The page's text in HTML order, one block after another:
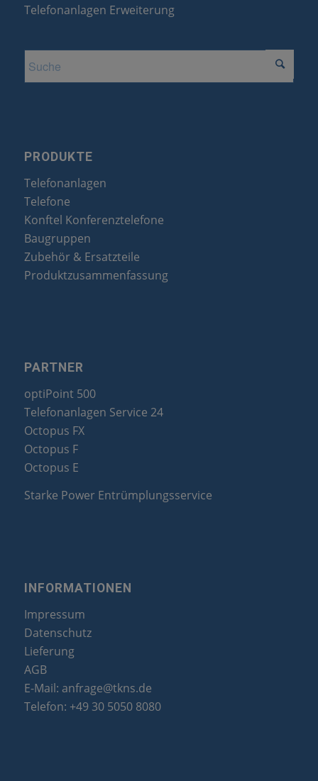
Telefonanlagen Erweiterung
PRODUKTE
Telefonanlagen
Telefone
Konftel Konferenztelefone
Baugruppen
Zubehör & Ersatzteile
Produktzusammenfassung
PARTNER
optiPoint 500
Telefonanlagen Service 24
Octopus FX
Octopus F
Octopus E
Starke Power Entrümplungsservice
INFORMATIONEN
Impressum
Datenschutz
Lieferung
AGB
E-Mail: anfrage@tkns.de
Telefon: +49 30 5050 8080